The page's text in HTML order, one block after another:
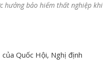
hưởng bảo hiểm thất nghiệp khi
Quốc Hội, Nghị định